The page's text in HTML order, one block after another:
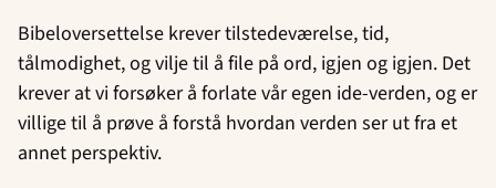
Bibeloversettelse krever tilstedeværelse, tid,
tålmodighet, og vilje til å file på ord, igjen og igjen. Det
krever at vi forsøker å forlate vår egen ide-verden, og er
villige til å prøve å forstå hvordan verden ser ut fra et
annet perspektiv.